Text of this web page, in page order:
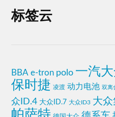
标签云
BBA e-tron polo 一汽
保时捷 凌渡 动力电池 双离
众ID.4 大众ID.7 大众ID3 大众